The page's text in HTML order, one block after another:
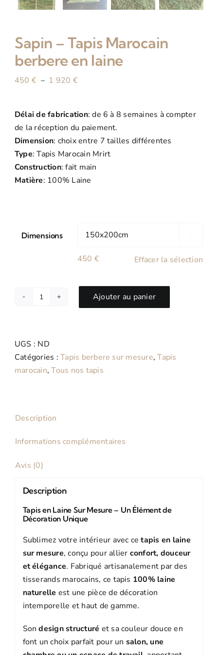
Sapin – Tapis Marocain
berbere en laine
450 € – 1 920 €
450 €
à
1
920 €
Délai de fabrication: de 6 à 8 semaines à compter
de la réception du paiement.
Dimension: choix entre 7 tailles différentes
Type: Tapis Marocain Mrirt
Construction: fait main
Matière: 100% Laine
Dimensions
450 € Effacer la sélection
quantité
-
Tapis
Marocain
Ajouter au panier
UGS : ND
Catégories :Tapis berbere sur mesure,Tapis
marocain,Tous nos tapis
Description
Informations complémentaires
Avis (0)
Description
Tapis en Laine Sur Mesure – Un Élément de
Décoration Unique
Sublimez votre intérieur avec cetapis en laine
sur mesure, conçu pour allier confort, douceur
et élégance. Fabriqué artisanalement par des
tisserands marocains, ce tapis 100% laine
naturelle est une pièce de décoration
intemporelle et haut de gamme.
Sondesign structuré et sa couleur douce en
font un choix parfait pour un salon, une